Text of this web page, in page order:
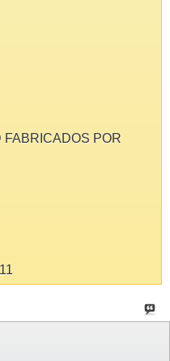
FABRICADOS POR